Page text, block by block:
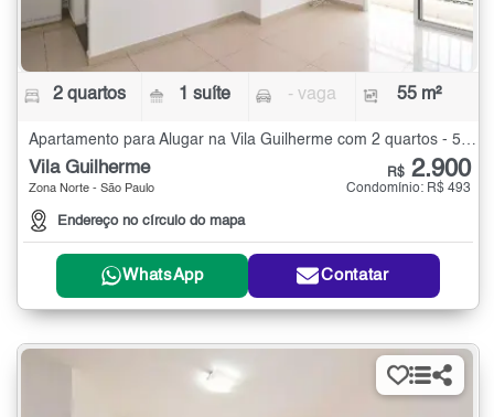
2 quartos 1 suíte - vaga 55 m²
Vila Guilherme
Zona Norte - São Paulo
Endereço no círculo do mapa
R$ 2.900
Condomínio: R$ 493
WhatsApp Contatar